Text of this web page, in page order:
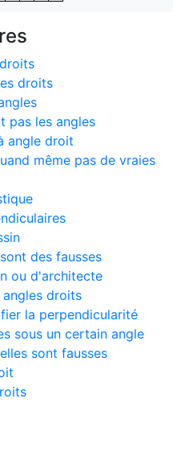
droits
pas les angles
angle droit
même pas de vraies
des fausses
ou d'architecte
droits
la perpendicularité
sous un certain angle
sont fausses